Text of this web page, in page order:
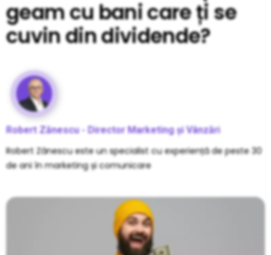
geam cu bani care ți se
cuvin din dividende?
Robert Zănescu - Director Marketing și Vânzări
Robert Zănescu este un specialist cu experiență de peste 30
de ani în marketing și comunicare